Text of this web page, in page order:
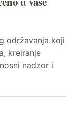
održavanja koji
kreiranje
nadzor i